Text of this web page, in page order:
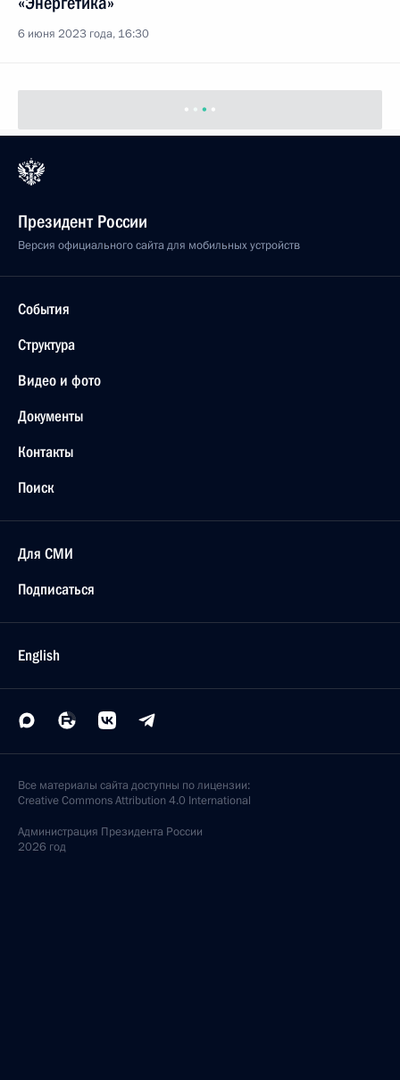
6 июня 2023 года, 16:30
Президент России
Версия официального сайта для мобильных устройств
События
Структура
Видео и фото
Документы
Контакты
Поиск
Для СМИ
Подписаться
English
Все материалы сайта доступны по лицензии:
Creative Commons Attribution 4.0 International
Администрация Президента России
2026 год